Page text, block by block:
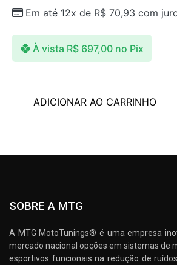
Em até 12x de R$ 70,93 com
À vista R$697,00 no Pix
ADICIONAR AO CARRINHO
SOBRE A MTG
A MTG MotoTunings® é uma empresa
mercado nacional opções em sistemas de
esportivos funcionais na redução de